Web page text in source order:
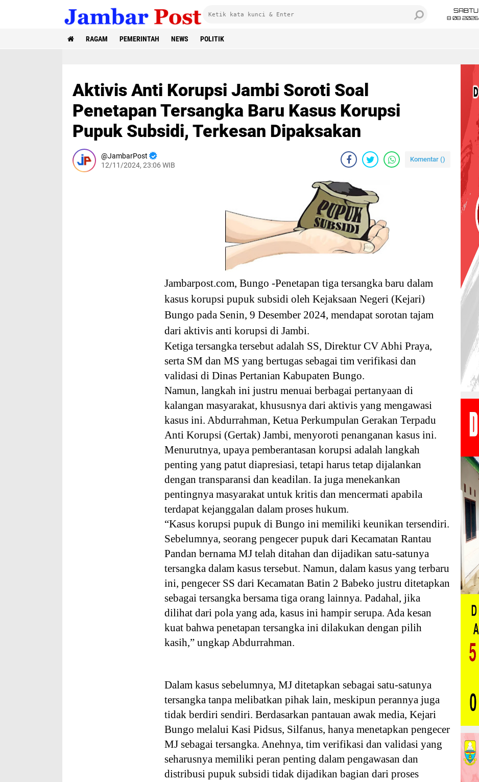
SABTU
8 08 2026
RAGAM PEMERINTAH NEWS POLITIK
Aktivis Anti Korupsi Jambi Soroti Soal
Penetapan Tersangka Baru Kasus Korupsi
Pupuk Subsidi, Terkesan Dipaksakan
JambarPost
12/11/2024, 23:06 WIB
Komentar ()
Jambarpost.com, Bungo -Penetapan tiga tersangka baru dalam
kasus korupsi pupuk subsidi oleh Kejaksaan Negeri (Kejari)
Bungo pada Senin, 9 Desember 2024, mendapat sorotan tajam
dari aktivis anti korupsi di Jambi.
Ketiga tersangka tersebut adalah SS, Direktur CV Abhi Praya,
serta SM dan MS yang bertugas sebagai tim verifikasi dan
validasi di Dinas Pertanian Kabupaten Bungo.
Namun, langkah ini justru menuai berbagai pertanyaan di
kalangan masyarakat, khususnya dari aktivis yang mengawasi
kasus ini. Abdurrahman, Ketua Perkumpulan Gerakan Terpadu
Anti Korupsi (Gertak) Jambi, menyoroti penanganan kasus ini.
Menurutnya, upaya pemberantasan korupsi adalah langkah
penting yang patut diapresiasi, tetapi harus tetap dijalankan
dengan transparansi dan keadilan. Ia juga menekankan
pentingnya masyarakat untuk kritis dan mencermati apabila
terdapat kejanggalan dalam proses hukum.
“Kasus korupsi pupuk di Bungo ini memiliki keunikan tersendiri.
Sebelumnya, seorang pengecer pupuk dari Kecamatan Rantau
Pandan bernama MJ telah ditahan dan dijadikan satu-satunya
tersangka dalam kasus tersebut. Namun, dalam kasus yang terbaru
ini, pengecer SS dari Kecamatan Batin 2 Babeko justru ditetapkan
sebagai tersangka bersama tiga orang lainnya. Padahal, jika
dilihat dari pola yang ada, kasus ini hampir serupa. Ada kesan
kuat bahwa penetapan tersangka ini dilakukan dengan pilih
kasih,” ungkap Abdurrahman.
Dalam kasus sebelumnya, MJ ditetapkan sebagai satu-satunya
tersangka tanpa melibatkan pihak lain, meskipun perannya juga
tidak berdiri sendiri. Berdasarkan pantauan awak media, Kejari
Bungo melalui Kasi Pidsus, Silfanus, hanya menetapkan pengecer
MJ sebagai tersangka. Anehnya, tim verifikasi dan validasi yang
seharusnya memiliki peran penting dalam pengawasan dan
distribusi pupuk subsidi tidak dijadikan bagian dari proses